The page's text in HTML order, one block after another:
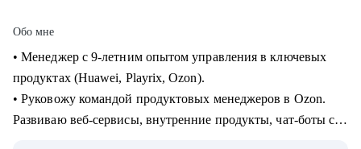
Обо мне
• Менеджер с 9-летним опытом управления в ключевых
продуктах (Huawei, Playrix, Ozon).
• Руковожу командой продуктовых менеджеров в Ozon.
Развиваю веб-сервисы, внутренние продукты, чат-боты с